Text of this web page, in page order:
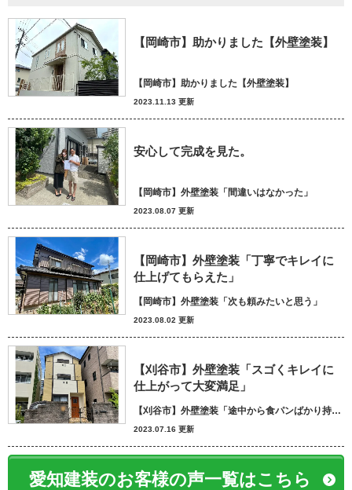
【岡崎市】助かりました【外壁塗装】
【岡崎市】助かりました【外壁塗装】
2023.11.13 更新
安心して完成を見た。
【岡崎市】外壁塗装「間違いはなかった」
2023.08.07 更新
【岡崎市】外壁塗装「丁寧でキレイに
仕上げてもらえた」
【岡崎市】外壁塗装「次も頼みたいと思う」
2023.08.02 更新
【刈谷市】外壁塗装「スゴくキレイに
仕上がって大変満足」
【刈谷市】外壁塗装「途中から食パンばかり持ってきてパン屋さんかと思いました笑」
2023.07.16 更新
愛知建装のお客様の声一覧はこちら